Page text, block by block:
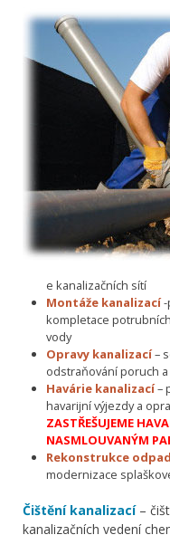
e kanalizačních sítí
Montáže kanalizací-
kompletace
vody
Opravy kanalizací–
odstraňování poruch
Havárie kanalizací–
havarijní výjezdy a
ZASTŘEŠUJEME
NASMLOUVANÝM
Rekonstrukce
modernizace
Čištění kanalizací–
kanalizačních vedení